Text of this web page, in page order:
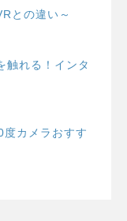
との違い～
触れる！インタ
カメラおすす